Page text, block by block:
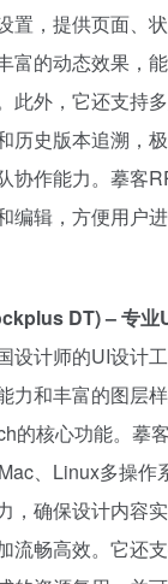
置，提供页面、
富的动态效果，
此外，它还支持
历史版本追溯，
协作能力。摹客
编辑，方便用户
DT) – 专业
设计师的UI设计
力和丰富的图层
的核心功能。摹
、Linux多操作
，确保设计内容
流畅高效。它还